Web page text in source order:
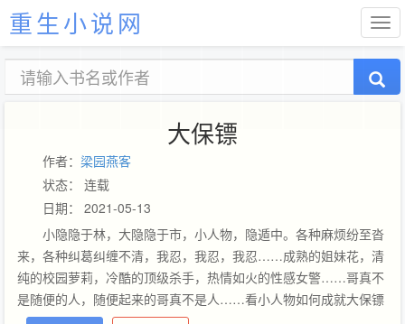
重生小说网
大保镖
作者： 梁园燕客
状态： 连载
日期： 2021-05-13
小隐隐于林，大隐隐于市，小人物，隐遁中。各种麻烦纷至沓
来，各种纠葛纠缠不清，我忍，我忍，我忍……成熟的姐妹花，清
纯的校园萝莉，冷酷的顶级杀手，热情如火的性感女警……哥真不
是随便的人，随便起来的哥真不是人……看小人物如何成就大保镖
的传奇。